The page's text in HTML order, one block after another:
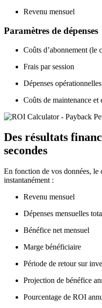
Revenu mensuel
Paramètres de dépenses
Coûts d’abonnement (le
Frais par session
Dépenses
Coûts de maintenance et
Des résultats
secondes
En fonction de vos données,
instantanément :
Revenu mensuel
Dépenses mensuelles
Bénéfice net mensuel
Marge bénéficiaire
Période de retour sur
Projection de bénéfice
Pourcentage de ROI